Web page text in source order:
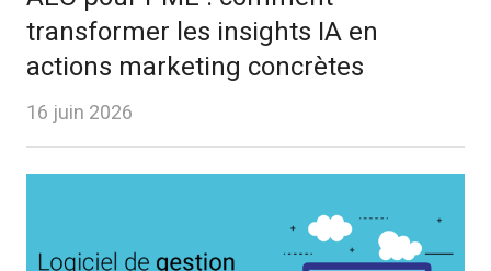
transformer les insights IA en
actions marketing concrètes
16 juin 2026